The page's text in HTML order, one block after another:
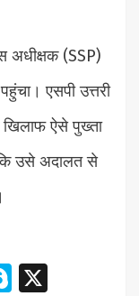
अधीक्षक (SSP)
एसपी उत्तरी
खिलाफ ऐसे पुख्ता
उसे अदालत से
Skype